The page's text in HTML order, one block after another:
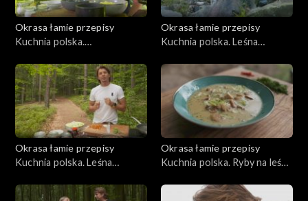
Okrasa łamie przepisy
Kuchnia polska.
Okrasa łamie przepisy
Kuchnia polska. Leśna
Okrasa łamie przepisy
Kuchnia polska. Leśna
Okrasa łamie przepisy
Kuchnia polska. Ryby na leśny